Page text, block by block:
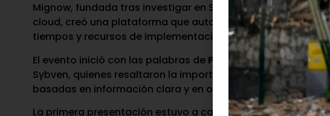
Mignow, fundada tras investigar en Silicon Valley y
cloud, creó una plataforma que automatiza la conversión y
tiempos y recursos de implementación de forma
El evento inició con las palabras de Pedro Romero,
Sybven, quienes resaltaron la importancia de abrir
basadas en información clara y en opciones reales para
La primera presentación estuvo a cargo deDamalys